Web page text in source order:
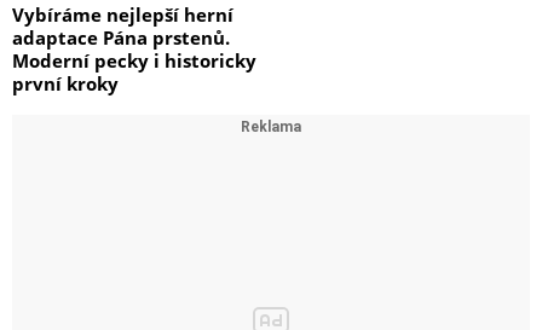
Vybíráme nejlepší herní
adaptace Pána prstenů.
Moderní pecky i historicky
první kroky